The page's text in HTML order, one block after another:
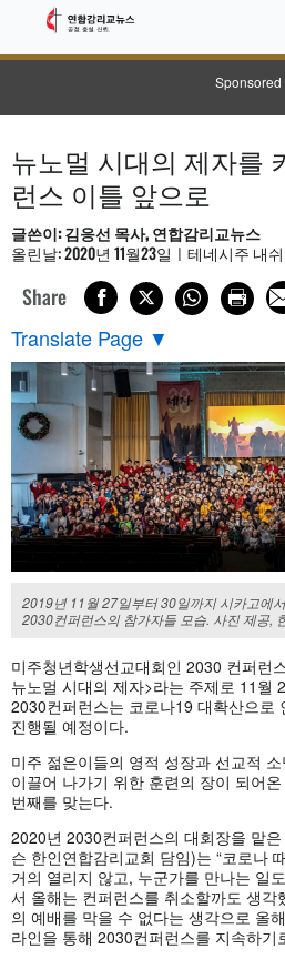
Sponsored
뉴노멀 시대의 제자를
런스 이틀 앞으로
글쓴이: 김응선 목사, 연합감리교뉴스
올린날: 2020년 11월23일ㅣ테네시주 내
Share
Translate Page ▼
2019년 11월 27일부터 30일까지 시카고에
2030컨퍼런스의 참가자들 모습. 사진 제공,
미주청년학생선교대회인 2030 컨퍼런
뉴노멀 시대의 제자>라는 주제로 11월
2030컨퍼런스는 코로나19 대확산으로
진행될 예정이다.
미주 젊은이들의 영적 성장과 선교적
이끌어 나가기 위한 훈련의 장이 되어
번째를 맞는다.
2020년 2030컨퍼런스의 대회장을 맡
슨 한인연합감리교회 담임)는 “코로나
거의 열리지 않고, 누군가를 만나는 일
서 올해는 컨퍼런스를 취소할까도 생각
의 예배를 막을 수 없다는 생각으로 올
라인을 통해 2030컨퍼런스를 지속하기